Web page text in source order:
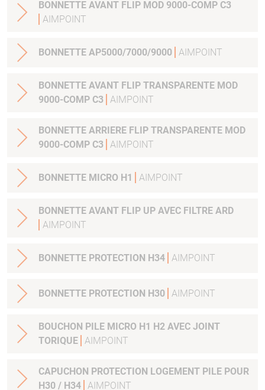
BONNETTE AVANT FLIP MOD 9000-COMP C3
AIMPOINT
BONNETTE AP5000/7000/9000 AIMPOINT
BONNETTE AVANT FLIP TRANSPARENTE MOD
9000-COMP C3
AIMPOINT
BONNETTE ARRIERE FLIP TRANSPARENTE MOD
9000-COMP C3
AIMPOINT
BONNETTE MICRO H1 AIMPOINT
BONNETTE AVANT FLIP UP AVEC FILTRE ARD
AIMPOINT
BONNETTE PROTECTION H34 AIMPOINT
BONNETTE PROTECTION H30 AIMPOINT
BOUCHON PILE MICRO H1 H2 AVEC JOINT
TORIQUE AIMPOINT
CAPUCHON PROTECTION LOGEMENT PILE POUR
H30 / H34 AIMPOINT